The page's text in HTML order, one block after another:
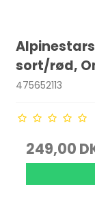
sort/rød,
475652113
249,00